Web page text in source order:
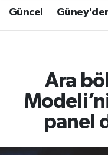
Güncel
Ara
panel
Son Dakika